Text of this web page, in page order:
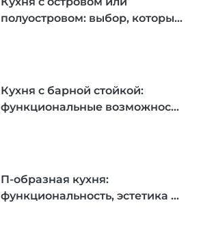
полуостровом: выбор, который
Кухня с барной стойкой:
функциональные возможности
П-образная кухня:
функциональность, эстетика и